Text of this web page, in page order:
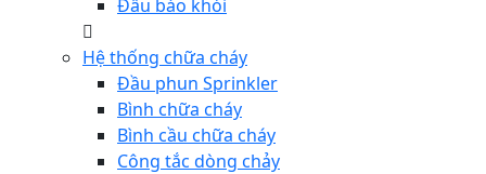
Đầu báo khói
Hệ thống chữa cháy
Đầu phun Sprinkler
Bình chữa cháy
Bình cầu chữa cháy
Công tắc dòng chảy